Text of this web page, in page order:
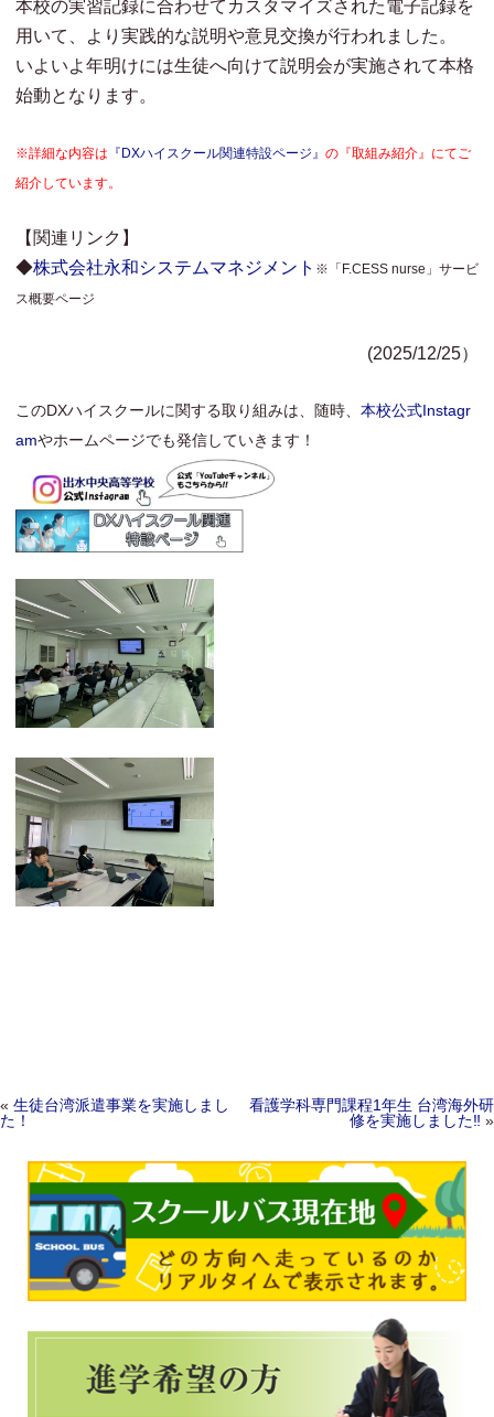
本校の実習記録に合わせてカスタマイズされた電子記録を
用いて、より実践的な説明や意見交換が行われました。
いよいよ年明けには生徒へ向けて説明会が実施されて本格
始動となります。
※詳細な内容は 『DXハイスクール関連特設ページ』 の『取組み紹介』にてご
紹介しています。
【関連リンク】
◆株式会社永和システムマネジメント ※「F.CESS nurse」サービ
ス概要ページ
(2025/12/25）
このDXハイスクールに関する取り組みは、随時、 本校公式Instagr
amやホームページでも発信していきます！
Post navigation
« 生徒台湾派遣事業を実施しまし
た！
看護学科専門課程1年生 台湾海外研
修を実施しました‼ »